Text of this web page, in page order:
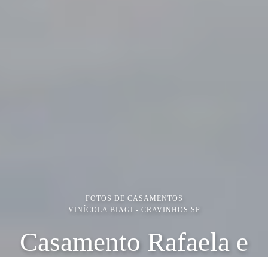
FOTOS DE CASAMENTOS
VINÍCOLA BIAGI - CRAVINHOS SP
Casamento Rafaela e